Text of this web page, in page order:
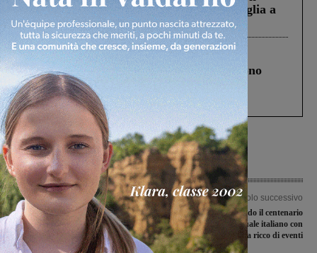
Fiorentino l’uomo che aveva ucciso la figlia a
Levane nel 2020
Cronaca 4 Agosto 2026
Un anno fa la strage in A1 in cui morirono
Gianni, Giulia e Franco. Lo schianto, il
processo, lo stop ai sorpassi fra tir....
Articolo precedente
My Stufato Food & Fun Festival:
torna a San Giovanni l’evento che
fonde insieme gusto, tradizione e
divertimento
Articolo successivo
Calvino100: celebrando il centenario
di un grande intellettuale italiano con
un programma ricco di eventi